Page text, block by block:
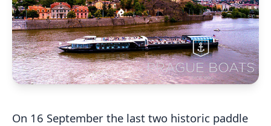
On 16 September the last two historic paddle